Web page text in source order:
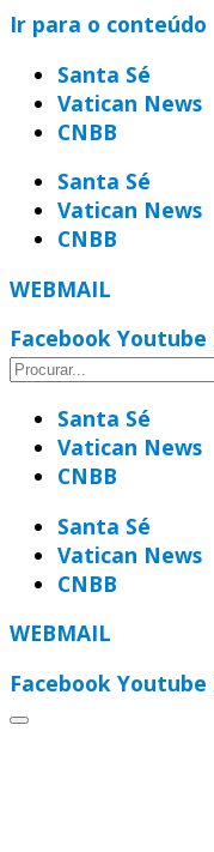
Ir para o conteúdo
Santa Sé
Vatican News
CNBB
Santa Sé
Vatican News
CNBB
WEBMAIL
Facebook Youtube
Santa Sé
Vatican News
CNBB
Santa Sé
Vatican News
CNBB
WEBMAIL
Facebook Youtube